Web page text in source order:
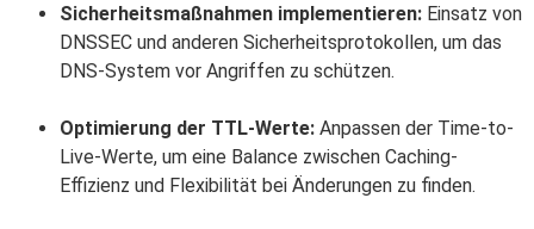
Sicherheitsmaßnahmen implementieren: Einsatz von
DNSSEC und anderen Sicherheitsprotokollen, um das
DNS-System vor Angriffen zu schützen.
Optimierung der TTL-Werte: Anpassen der Time-to-
Live-Werte, um eine Balance zwischen Caching-
Effizienz und Flexibilität bei Änderungen zu finden.